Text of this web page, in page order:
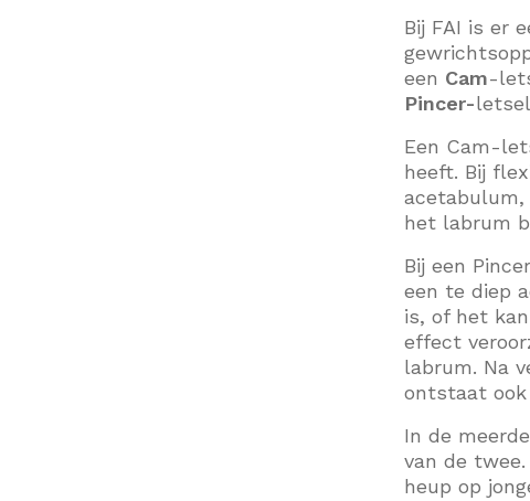
Bij FAI is er
een Cam-
Pincer-
Een Cam-
heeft. Bij
het labrum
Bij een
een te diep
is, of het
effect
labrum. Na
ontstaat ook
In de
van de
heup op